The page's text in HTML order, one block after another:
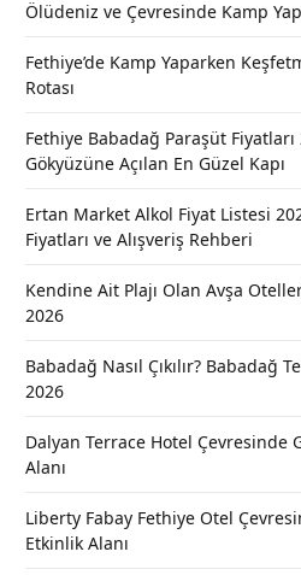
Ölüdeniz ve Çevresinde Kamp
Fethiye’de Kamp Yaparken
Rotası
Fethiye Babadağ Paraşüt Fiyatları
Gökyüzüne Açılan En Güzel Kapı
Ertan Market Alkol Fiyat Listesi
Fiyatları ve Alışveriş Rehberi
Kendine Ait Plajı Olan Avşa
2026
Babadağ Nasıl Çıkılır? Babadağ
2026
Dalyan Terrace Hotel Çevresinde
Alanı
Liberty Fabay Fethiye Otel
Etkinlik Alanı